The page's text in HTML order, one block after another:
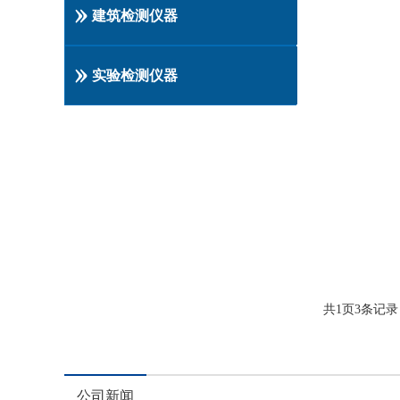
建筑检测仪器
实验检测仪器
共1页3条记录
公司新闻